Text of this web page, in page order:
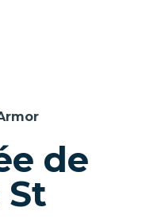
de
St